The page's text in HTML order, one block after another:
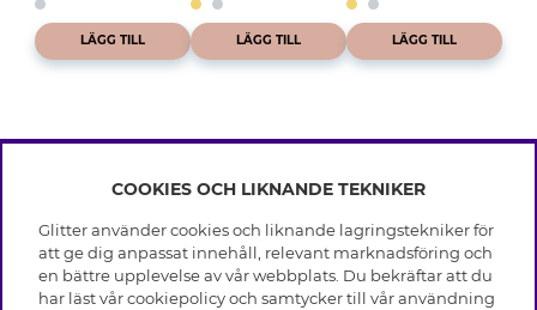
LÄGG TILL LÄGG TILL LÄGG TILL
INFO
Leverans
Villkor
Integritetspolicy
OM GLITTER
Black Friday
COOKIES OCH LIKNANDE TEKNIKER
Glitter använder cookies och liknande lagringstekniker för
att ge dig anpassat innehåll, relevant marknadsföring och
en bättre upplevelse av vår webbplats. Du bekräftar att du
har läst vår cookiepolicy och samtycker till vår användning